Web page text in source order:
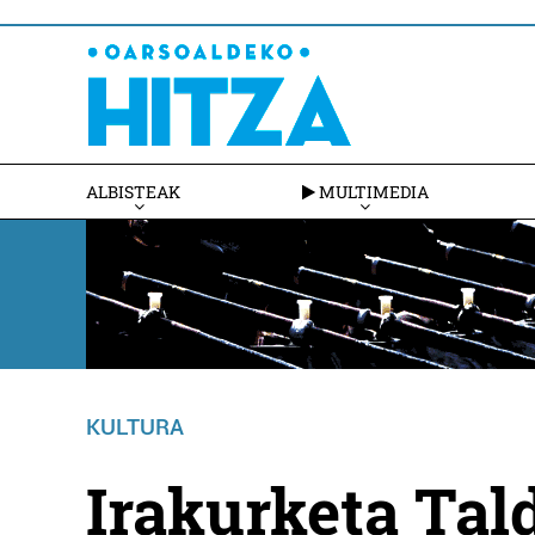
ALBISTEAK MULTIMEDIA
KULTURA
Irakurketa